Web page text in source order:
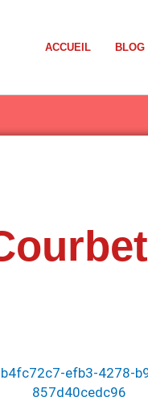
ACCUEIL BLOG